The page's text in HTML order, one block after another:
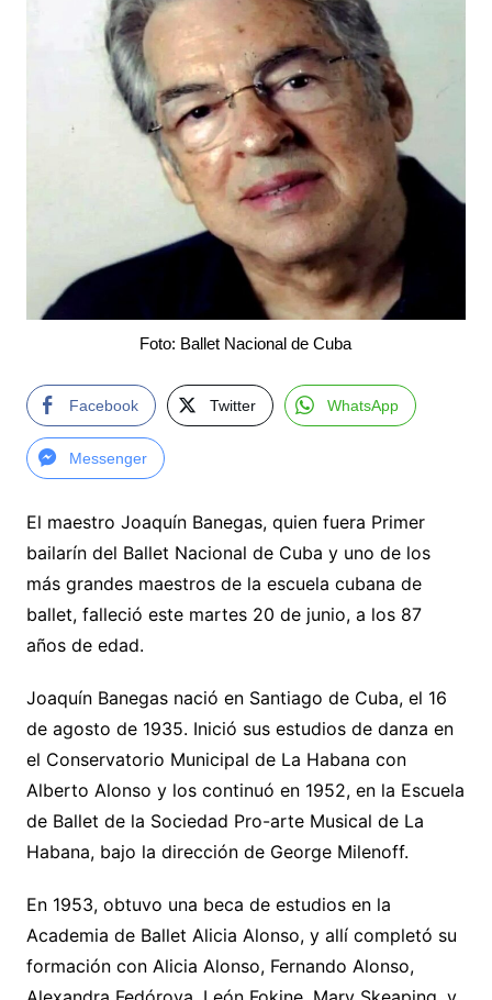
Foto: Ballet Nacional de Cuba
Facebook Twitter WhatsApp
Messenger
El maestro Joaquín Banegas, quien fuera Primer
bailarín del Ballet Nacional de Cuba y uno de los
más grandes maestros de la escuela cubana de
ballet, falleció este martes 20 de junio, a los 87
años de edad.
Joaquín Banegas nació en Santiago de Cuba, el 16
de agosto de 1935. Inició sus estudios de danza en
el Conservatorio Municipal de La Habana con
Alberto Alonso y los continuó en 1952, en la Escuela
de Ballet de la Sociedad Pro-arte Musical de La
Habana, bajo la dirección de George Milenoff.
En 1953, obtuvo una beca de estudios en la
Academia de Ballet Alicia Alonso, y allí completó su
formación con Alicia Alonso, Fernando Alonso,